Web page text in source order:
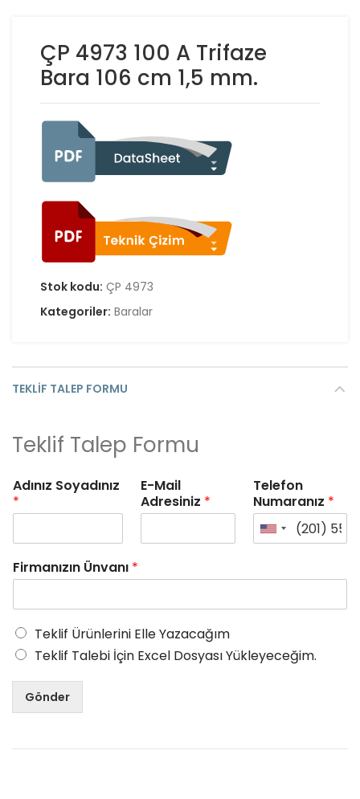
ÇP 4973 100 A Trifaze
Bara 106 cm 1,5 mm.
Stok kodu: ÇP 4973
Kategoriler: Baralar
TEKLIF TALEP FORMU
Teklif Talep Formu
Adınız Soyadınız
*
E-Mail
Adresiniz *
Telefon
Numaranız *
Firmanızın Ünvanı *
Teklif Ürünlerini Elle Yazacağım
Teklif Talebi İçin Excel Dosyası Yükleyeceğim.
Gönder